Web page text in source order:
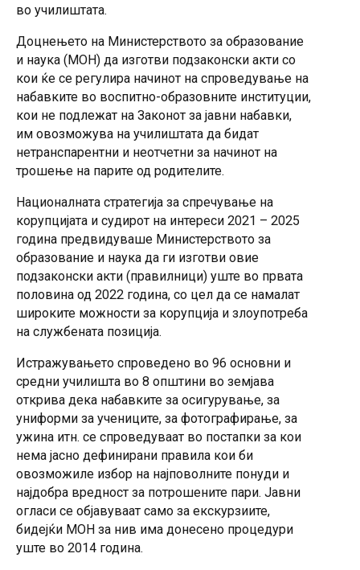
во училиштата.
Доцнењето на Министерството за образование
и наука (МОН) да изготви подзаконски акти со
кои ќе се регулира начинот на спроведување на
набавките во воспитно-образовните институции,
кои не подлежат на Законот за јавни набавки,
им овозможува на училиштата да бидат
нетранспарентни и неотчетни за начинот на
трошење на парите од родителите.
Националната стратегија за спречување на
корупцијата и судирот на интереси 2021 – 2025
година предвидуваше Министерството за
образование и наука да ги изготви овие
подзаконски акти (правилници) уште во првата
половина од 2022 година, со цел да се намалат
широките можности за корупција и злоупотреба
на службената позиција.
Истражувањето спроведено во 96 основни и
средни училишта во 8 општини во земјава
открива дека набавките за осигурување, за
униформи за учениците, за фотографирање, за
ужина итн. се спроведуваат во постапки за кои
нема јасно дефинирани правила кои би
овозможиле избор на најповолните понуди и
најдобра вредност за потрошените пари. Јавни
огласи се објавуваат само за екскурзиите,
бидејќи МОН за нив има донесено процедури
уште во 2014 година.